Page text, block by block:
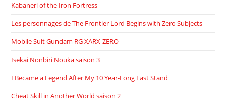
Kabaneri of the Iron Fortress
Les personnages de The Frontier Lord Begins with Zero Subjects
Mobile Suit Gundam RG XARX-ZERO
Isekai Nonbiri Nouka saison 3
I Became a Legend After My 10 Year-Long Last Stand
Cheat Skill in Another World saison 2